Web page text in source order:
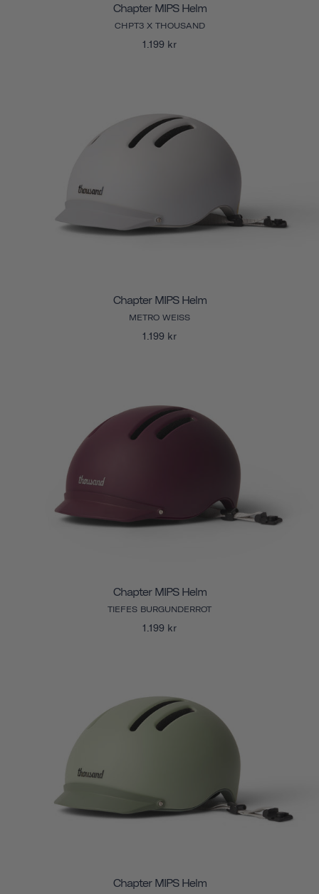
Chapter MIPS Helm
CHPT3 X THOUSAND
1.199 kr
Chapter MIPS Helm
METRO WEISS
1.199 kr
Chapter MIPS Helm
TIEFES BURGUNDERROT
1.199 kr
Chapter MIPS Helm